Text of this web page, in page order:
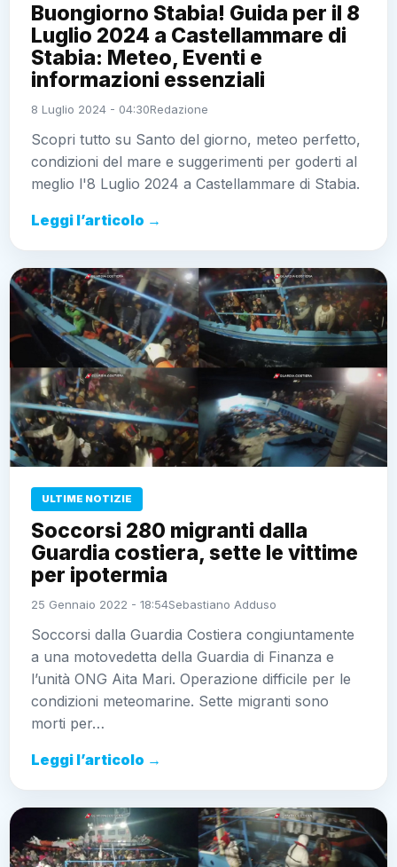
Buongiorno Stabia! Guida per il 8
Luglio 2024 a Castellammare di
Stabia: Meteo, Eventi e
informazioni essenziali
8 Luglio 2024 - 04:30Redazione
Scopri tutto su Santo del giorno, meteo perfetto,
condizioni del mare e suggerimenti per goderti al
meglio l'8 Luglio 2024 a Castellammare di Stabia.
Leggi l’articolo →
ULTIME NOTIZIE
Soccorsi 280 migranti dalla
Guardia costiera, sette le vittime
per ipotermia
25 Gennaio 2022 - 18:54Sebastiano Adduso
Soccorsi dalla Guardia Costiera congiuntamente
a una motovedetta della Guardia di Finanza e
l’unità ONG Aita Mari. Operazione difficile per le
condizioni meteomarine. Sette migranti sono
morti per…
Leggi l’articolo →